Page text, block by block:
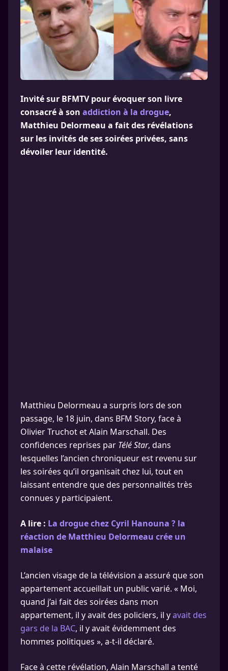
Invité sur BFMTV pour évoquer son livre
consacré à son addiction à la drogue,
Matthieu Delormeau a fait des révélations
sur les invités de ses soirées privées, sans
dévoiler leur identité.
Matthieu Delormeau a surpris lors de son
passage, le 18 juin, dans BFM Story, face à
Olivier Truchot et Alain Marschall. Des
confidences reprises par Télé Star, dans
lesquelles l’ancien chroniqueur est revenu sur
les soirées qu’il organisait chez lui, tout en
laissant entendre que des personnalités très
connues y participaient.
A lire : La drogue chez Cyril Hanouna ? la
réaction de Matthieu Delormeau crée un
malaise
L’ancien visage de la télévision a assuré que son
appartement accueillait un public varié. « Moi,
quand j’ai fait des soirées dans mon
appartement, il y avait des policiers, il yavait des
gars de la BAC, il y avait évidemment des
hommes politiques », a-t-il déclaré.
Face à cette révélation, Alain Marschall a tenté